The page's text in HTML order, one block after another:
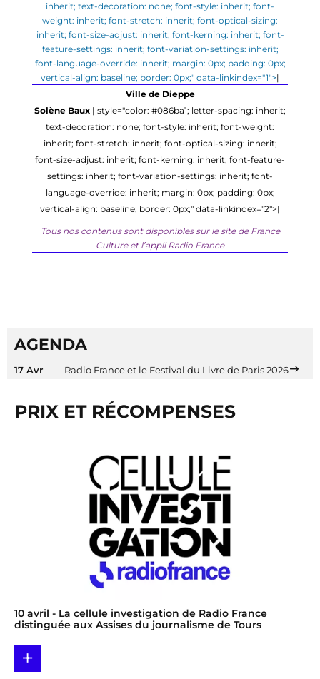
inherit; text-decoration: none; font-style: inherit; font-
weight: inherit; font-stretch: inherit; font-optical-sizing:
inherit; font-size-adjust: inherit; font-kerning: inherit; font-
feature-settings: inherit; font-variation-settings: inherit;
font-language-override: inherit; margin: 0px; padding: 0px;
vertical-align: baseline; border: 0px;" data-linkindex="1">|
Ville de Dieppe
Solène Baux | style="color: #086ba1; letter-spacing: inherit;
text-decoration: none; font-style: inherit; font-weight:
inherit; font-stretch: inherit; font-optical-sizing: inherit;
font-size-adjust: inherit; font-kerning: inherit; font-feature-
settings: inherit; font-variation-settings: inherit; font-
language-override: inherit; margin: 0px; padding: 0px;
vertical-align: baseline; border: 0px;" data-linkindex="2">|
Tous nos contenus sont disponibles sur le site de France
Culture et l’appli Radio France
AGENDA
17 Avr Radio France et le Festival du Livre de Paris 2026
PRIX ET RÉCOMPENSES
10 avril - La cellule investigation de Radio France
distinguée aux Assises du journalisme de Tours
+